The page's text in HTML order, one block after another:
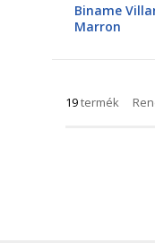
Biname
Marron
19termék